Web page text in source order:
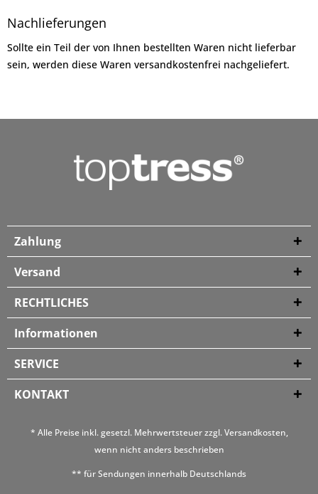
Nachlieferungen
Sollte ein Teil der von Ihnen bestellten Waren nicht lieferbar
sein, werden diese Waren versandkostenfrei nachgeliefert.
Zahlung
Versand
RECHTLICHES
Informationen
SERVICE
KONTAKT
* Alle Preise inkl. gesetzl. Mehrwertsteuer zzgl.Versandkosten,
wenn nicht anders beschrieben
** für Sendungen innerhalb Deutschlands